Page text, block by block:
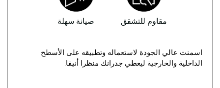
مقاوم للتشقق صيانة سهلة
اسمنت عالي الجودة لاستعماله وتطبيقه على الأسطح
الداخلية والخارجية ليعطي جدرانك منظرا أنيقا.